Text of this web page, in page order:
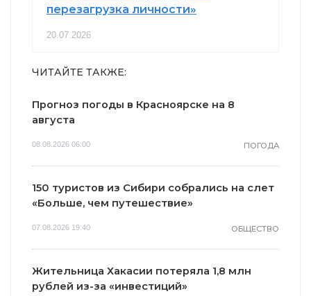
перезагрузка личности»
20.07.2026
ЧИТАЙТЕ ТАКЖЕ:
Прогноз погоды в Красноярске на 8
августа
08.08.2026 06:00 ПОГОДА
150 туристов из Сибири собрались на слет
«Больше, чем путешествие»
07.08.2026 19:40 ОБЩЕСТВО
Жительница Хакасии потеряла 1,8 млн
рублей из-за «инвестиций»